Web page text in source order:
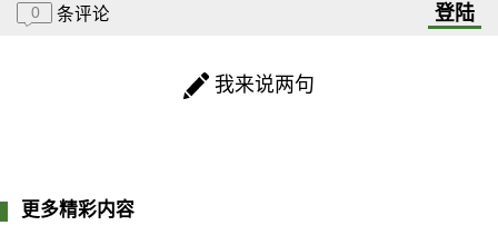
0 条评论 登陆
我来说两句
更多精彩内容